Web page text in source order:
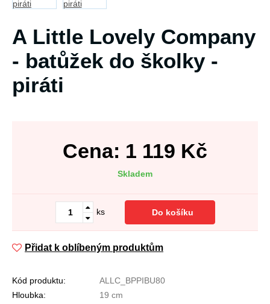
A Little Lovely Company
- batůžek do školky -
piráti
Cena: 1 119 Kč
Skladem
ks Do košíku
Přidat k oblíbeným produktům
Kód produktu:
ALLC_BPPIBU80
Hloubka:
19 cm